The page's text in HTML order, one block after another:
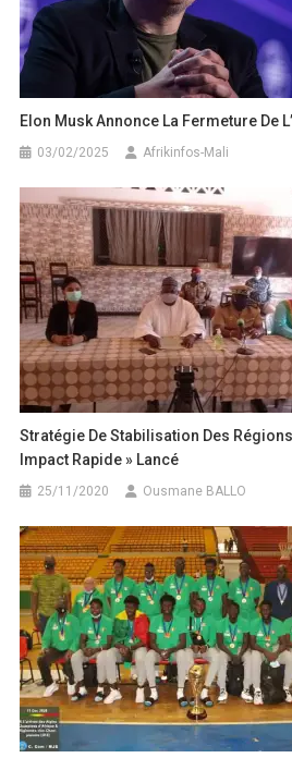
Elon Musk Annonce La Fermeture De
03/02/2025 Afrikinfos-Mali
Stratégie De Stabilisation Des
Impact Rapide » Lancé
25/11/2020 Ousmane BALLO